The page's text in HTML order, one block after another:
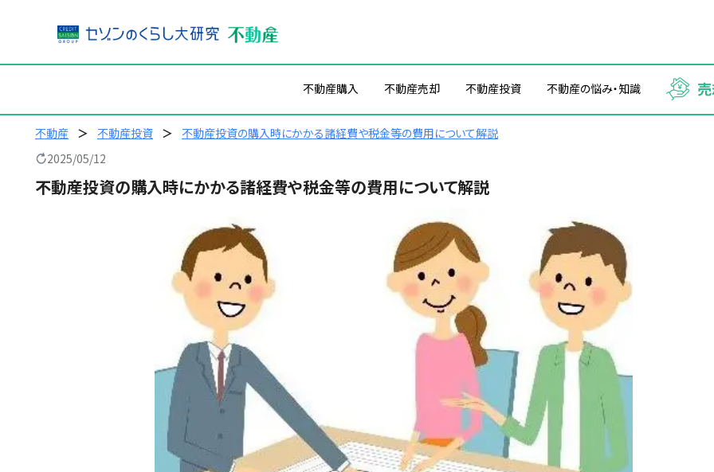
を
不動産購入 不動産売却 不動産投資 不動産の悩み・知識
不動産 不動産投資
不動産投資の購入時にかかる諸経費や税金等の費用について解説
2025/05/12
不動産投資の購入時にかかる諸経費や税金等の費用について解説